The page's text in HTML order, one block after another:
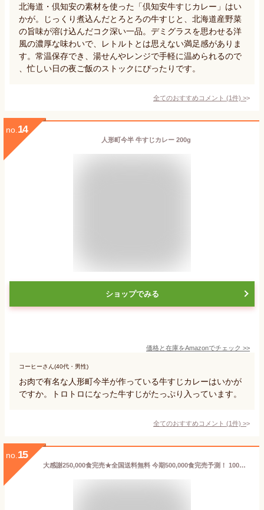
北海道・倶知安の素材を使った「倶知安牛すじカレー」はい
かが。じっくり煮込んだとろとろの牛すじと、北海道産野菜
の旨味が溶け込んだコク深い一品。デミグラスを思わせる洋
風の濃厚な味わいで、レトルトとは思えない満足感がありま
す。常温保存でき、湯せんやレンジで手軽に温められるので
、忙しい日の夜ご飯のストックにぴったりです。
全てのおすすめコメント (1件) >
no. 14
人形町今半 牛すじカレー 200g
ショップでみる
価格と在庫をAmazonでチェック >>
コーヒーさん(40代・男性)
お肉で有名な人形町今半が作っている牛すじカレーはいかが
ですか。トロトロになった牛すじがたっぷり入っています。
全てのおすすめコメント (1件) >
no. 15
大感謝250,000食完売★全国送料無料 今期500,000食完売予測！ 100％国産牛すじ＆たまねぎ使用 牛すじ肉カレー210g 中辛 2パック入り 並みのレトルトでは味わえない本格派カレー！ 非常食 保存食